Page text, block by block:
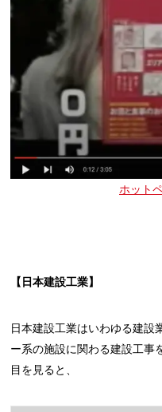
ホット
【日本建設工業】
日本建設工業はいわゆる建設
ー系の施設に関わる建設工事
目を見ると、